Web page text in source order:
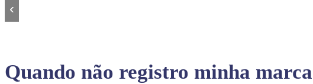
‹
Quando não registro minha